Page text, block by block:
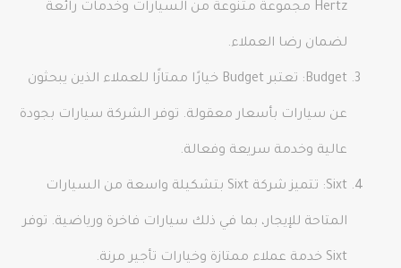
Hertz مجموعة متنوعة من السيارات وخدمات رائعة
لضمان رضا العملاء.
Budget: تعتبر Budget خيارًا ممتازًا للعملاء الذين يبحثون
عن سيارات بأسعار معقولة. توفر الشركة سيارات بجودة
عالية وخدمة سريعة وفعالة.
Sixt: تتميز شركة Sixt بتشكيلة واسعة من السيارات
المتاحة للإيجار، بما في ذلك سيارات فاخرة ورياضية. توفر
Sixt خدمة عملاء ممتازة وخيارات تأجير مرنة.